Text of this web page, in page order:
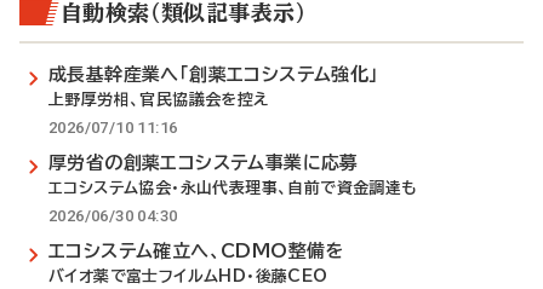
自動検索（類似記事表示）
成長基幹産業へ「創薬エコシステム強化」
上野厚労相、官民協議会を控え
2026/07/10 11:16
厚労省の創薬エコシステム事業に応募
エコシステム協会・永山代表理事、自前で資金調達も
2026/06/30 04:30
エコシステム確立へ、CDMO整備を
バイオ薬で富士フイルムHD・後藤CEO